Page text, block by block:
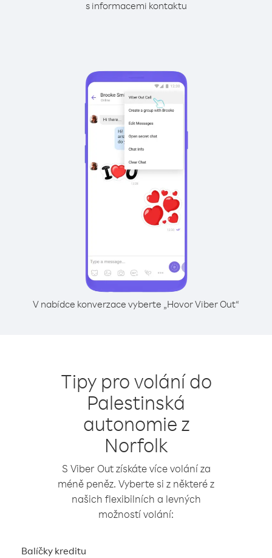
s informacemi kontaktu
V nabídce konverzace vyberte „Hovor Viber Out“
Tipy pro volání do
Palestinská
autonomie z
Norfolk
S Viber Out získáte více volání za
méně peněz. Vyberte si z některé z
našich flexibilních a levných
možností volání:
Balíčky kreditu